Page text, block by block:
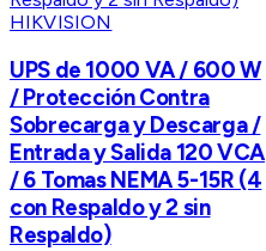
HIKVISION
UPS de 1000 VA / 600 W
/ Protección Contra
Sobrecarga y Descarga /
Entrada y Salida 120 VCA
/ 6 Tomas NEMA 5-15R (4
con Respaldo y 2 sin
Respaldo)